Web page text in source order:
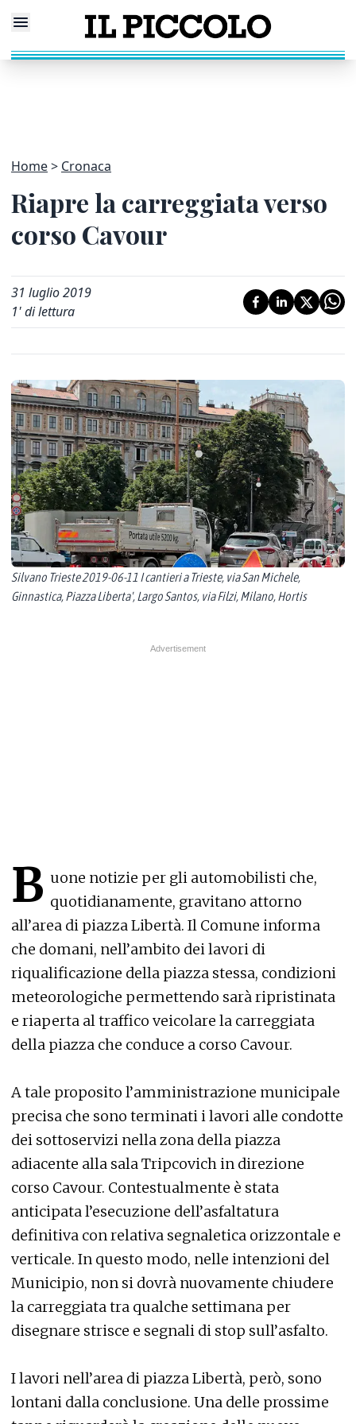
Home Cronaca
Riapre la carreggiata verso
corso Cavour
31 luglio 2019
1' di lettura
Silvano Trieste 2019-06-11 I cantieri a Trieste, via San Michele,
Ginnastica, Piazza Liberta', Largo Santos, via Filzi, Milano, Hortis
B uone notizie per gli automobilisti che,
quotidianamente, gravitano attorno
all’area di piazza Libertà. Il Comune informa
che domani, nell’ambito dei lavori di
riqualificazione della piazza stessa, condizioni
meteorologiche permettendo sarà ripristinata
e riaperta al traffico veicolare la carreggiata
della piazza che conduce a corso Cavour.
A tale proposito l’amministrazione municipale
precisa che sono terminati i lavori alle condotte
dei sottoservizi nella zona della piazza
adiacente alla sala Tripcovich in direzione
corso Cavour. Contestualmente è stata
anticipata l’esecuzione dell’asfaltatura
definitiva con relativa segnaletica orizzontale e
verticale. In questo modo, nelle intenzioni del
Municipio, non si dovrà nuovamente chiudere
la carreggiata tra qualche settimana per
disegnare strisce e segnali di stop sull’asfalto.
I lavori nell’area di piazza Libertà, però, sono
lontani dalla conclusione. Una delle prossime